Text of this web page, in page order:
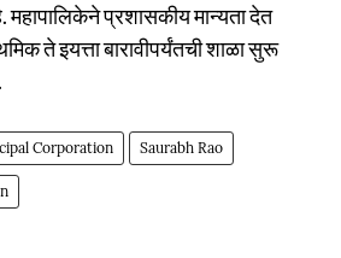
महापालिकेने प्रशासकीय मान्यता देत
ते इयत्ता बारावीपर्यंतची शाळा सुरू
Corporation Saurabh Rao